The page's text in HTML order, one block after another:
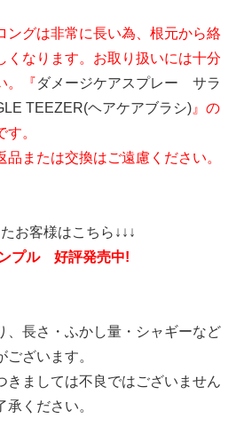
グは非常に長い為、根元から絡
くなります。お取り扱いには十分
。『ダメージケアスプレー サラ
TEEZER(ヘアケアブラシ)』の
。
または交換はご遠慮ください。
お客様はこちら↓↓↓
プル 好評発売中!
、長さ・ふかし量・シャギーなど
ざいます。
きましては不良ではございません
ください。